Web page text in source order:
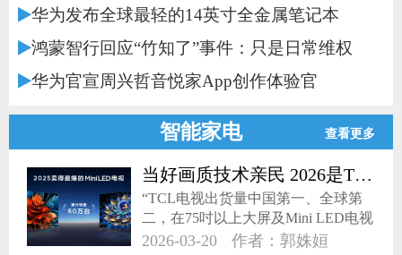
华为发布全球最轻的14英寸全金属笔记本
鸿蒙智行回应“竹知了”事件：只是日常维权
华为官宣周兴哲音悦家App创作体验官
智能家电 查看更多
当好画质技术亲民 2026是TCL的“普及元年”？
“TCL电视出货量中国第一、全球第
二，在75吋以上大屏及Mini LED电视
领域继续领跑。”2026年3月17日，
2026-03-20 作者：郭姝姮